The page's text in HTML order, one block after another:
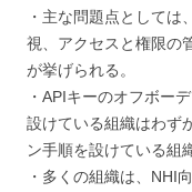
・主な問題点として
視、アクセスと権限の
が挙げられる。
・APIキーのオフボー
設けている組織はわず
ン手順を設けている組
・多くの組織は、NHI